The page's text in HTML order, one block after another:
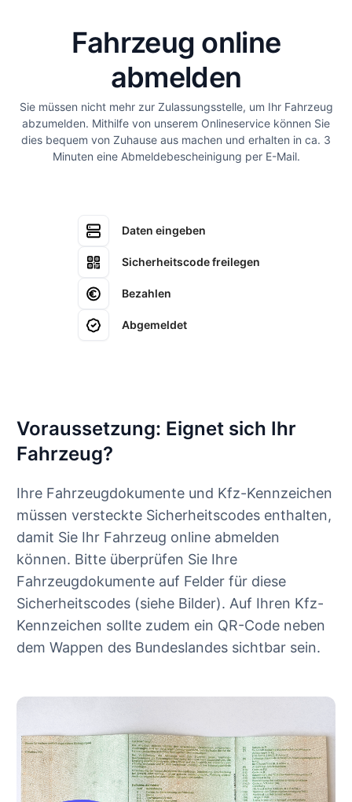
Fahrzeug online
abmelden
Sie müssen nicht mehr zur Zulassungsstelle, um Ihr Fahrzeug
abzumelden. Mithilfe von unserem Onlineservice können Sie
dies bequem von Zuhause aus machen und erhalten in ca. 3
Minuten eine Abmeldebescheinigung per E-Mail.
Daten eingeben
Sicherheitscode freilegen
Bezahlen
Abgemeldet
Voraussetzung: Eignet sich Ihr
Fahrzeug?
Ihre Fahrzeugdokumente und Kfz-Kennzeichen
müssen versteckte Sicherheitscodes enthalten,
damit Sie Ihr Fahrzeug online abmelden
können. Bitte überprüfen Sie Ihre
Fahrzeugdokumente auf Felder für diese
Sicherheitscodes (siehe Bilder). Auf Ihren Kfz-
Kennzeichen sollte zudem ein QR-Code neben
dem Wappen des Bundeslandes sichtbar sein.